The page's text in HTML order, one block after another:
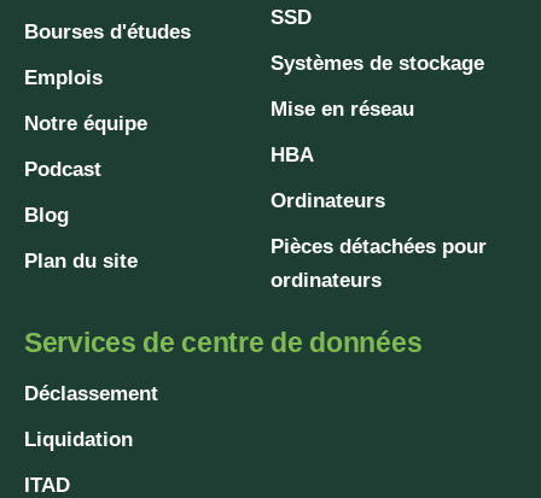
Bourses d'études
Emplois
Notre équipe
Podcast
Blog
Plan du site
SSD
Systèmes de stockage
Mise en réseau
HBA
Ordinateurs
Pièces détachées pour
ordinateurs
Services de centre de données
Déclassement
Liquidation
ITAD